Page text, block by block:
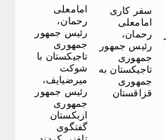
سفر کاری
امامعلی
رحمان،
رئیس جمهور
جمهوری
تاجیکستان به
جمهوری
قزاقستان
امامعلی
رحمان،
رئیس جمهور
جمهوری
تاجیکستان با
شوکت
میرضیایف،
رئیس جمهور
جمهوری
ازبکستان
گفتگوی